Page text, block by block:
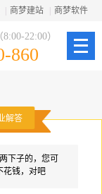
商梦建站 商梦软件
22:00）
860
解答
下子的，您可
花钱，对吧